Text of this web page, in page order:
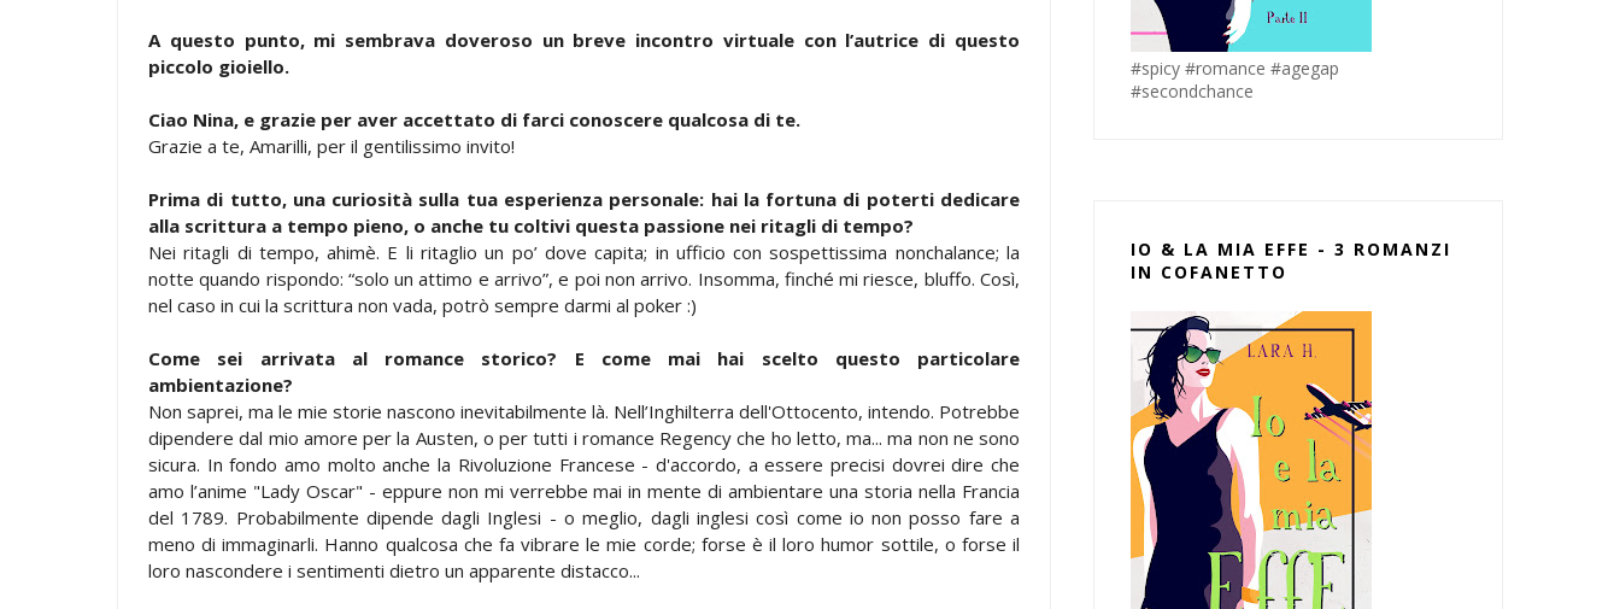
A questo punto, mi sembrava doveroso un breve incontro virtuale con l’autrice di questo
piccolo gioiello.
Ciao Nina, e grazie per aver accettato di farci conoscere qualcosa di te.
Grazie a te, Amarilli, per il gentilissimo invito!
Prima di tutto, una curiosità sulla tua esperienza personale: hai la fortuna di poterti dedicare
alla scrittura a tempo pieno, o anche tu coltivi questa passione nei ritagli di tempo?
Nei ritagli di tempo, ahimè. E li ritaglio un po’ dove capita; in ufficio con sospettissima nonchalance; la
notte quando rispondo: “solo un attimo e arrivo”, e poi non arrivo. Insomma, finché mi riesce, bluffo. Così,
nel caso in cui la scrittura non vada, potrò sempre darmi al poker :)
Come sei arrivata al romance storico? E come mai hai scelto questo particolare
ambientazione?
Non saprei, ma le mie storie nascono inevitabilmente là. Nell’Inghilterra dell'Ottocento, intendo. Potrebbe
dipendere dal mio amore per la Austen, o per tutti i romance Regency che ho letto, ma... ma non ne sono
sicura. In fondo amo molto anche la Rivoluzione Francese - d'accordo, a essere precisi dovrei dire che
amo l’anime "Lady Oscar" - eppure non mi verrebbe mai in mente di ambientare una storia nella Francia
del 1789. Probabilmente dipende dagli Inglesi - o meglio, dagli inglesi così come io non posso fare a
meno di immaginarli. Hanno qualcosa che fa vibrare le mie corde; forse è il loro humor sottile, o forse il
loro nascondere i sentimenti dietro un apparente distacco...
#spicy #romance #agegap
#secondchance
IO & LA MIA EFFE - 3 ROMANZI
IN COFANETTO